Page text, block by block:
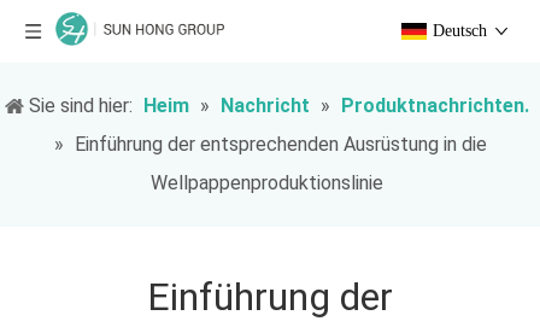
Deutsch
Sie sind hier: Heim » Nachricht » Produktnachrichten.
» Einführung der entsprechenden Ausrüstung in die
Wellpappenproduktionslinie
Einführung der